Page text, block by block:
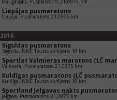
Daugavpils, Pusmaratons 21,0975 km
Liepājas pusmaratons
Liepāja, Pusmaratons 21,0975 km
2016
Siguldas pusmaratons
Sigulda, NIKE Tautas skrējiens 10 km
Sportlat Valmieras maratons (LČ
Valmiera, Pusmaratons 21,0975 km
Kuldīgas pusmaratons (LČ
Kuldīga, NIKE Tautas skrējiens 10 km
Sportland Jelgavas nakts
Jelgava, Pusmaratons 21,0975 km